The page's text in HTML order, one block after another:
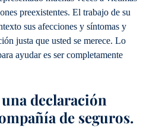
preexistentes. El trabajo de su
sus afecciones y síntomas y
justa que usted se merece. Lo
ayudar es ser completamente
declaración
de seguros.